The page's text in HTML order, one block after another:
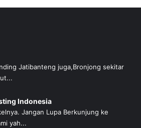
Jatibanteng juga,Bronjong sekitar
Indonesia
Jangan Lupa Berkunjung ke
yah...